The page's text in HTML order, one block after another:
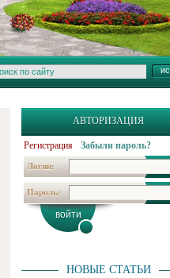
АВТОРИЗАЦИЯ
Регистрация Забыли пароль?
Логин:
Пароль:
НОВЫЕ СТАТЬИ